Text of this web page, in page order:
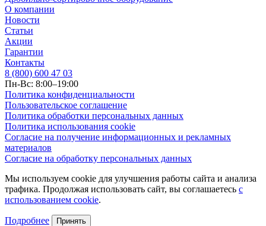
О компании
Новости
Статьи
Акции
Гарантии
Контакты
8 (800) 600 47 03
Пн-Вс: 8:00–19:00
Политика конфиденциальности
Пользовательское соглашение
Политика обработки персональных данных
Политика использования cookie
Согласие на получение информационных и рекламных
материалов
Согласие на обработку персональных данных
Мы используем cookie для улучшения работы сайта и анализа
трафика. Продолжая использовать сайт, вы соглашаетесь с
использованием cookie.
Подробнее Принять